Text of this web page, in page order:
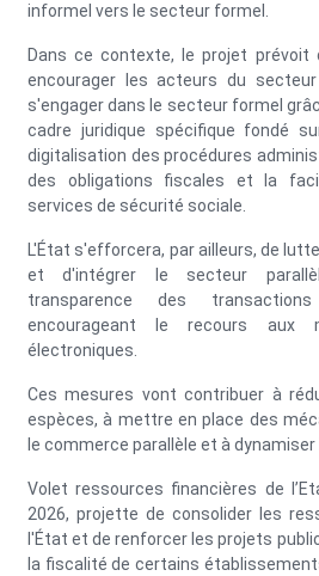
informel vers le secteur formel.
Dans ce contexte, le projet
encourager les acteurs du
s'engager dans le secteur formel
cadre juridique spécifique fondé
digitalisation des procédures
des obligations fiscales et la
services de sécurité sociale.
L'État s'efforcera, par ailleurs, de
et d'intégrer le secteur
transparence des
encourageant le recours aux
électroniques.
Ces mesures vont contribuer à
espèces, à mettre en place des
le commerce parallèle et à
Volet ressources financières de
2026, projette de consolider les
l'État et de renforcer les projets
la fiscalité de certains